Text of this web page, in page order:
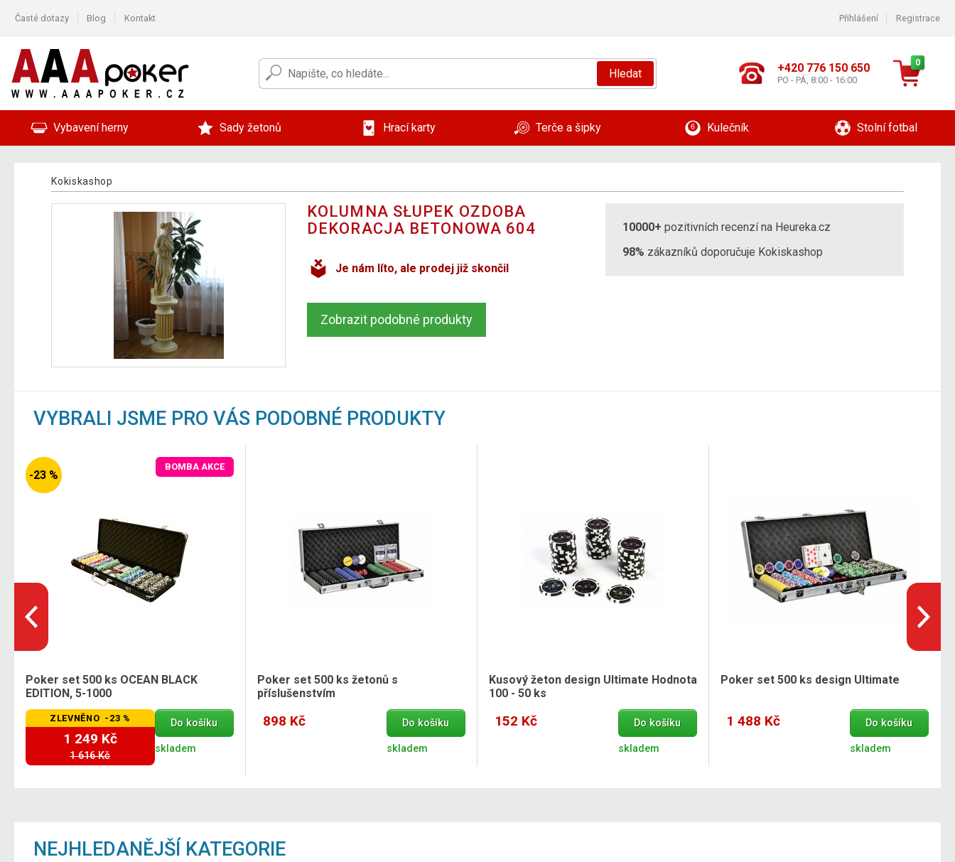
Časté dotazy Blog Kontakt Přihlášení Registrace
Hledat +420 776 150 650
PO - PÁ, 8:00 - 16:00
0
Vybavení herny Sady žetonů Hrací karty Terče a šipky Kulečník Stolní fotbal
Kokiskashop
KOLUMNA SŁUPEK OZDOBA
DEKORACJA BETONOWA 604
Je nám líto, ale prodej již skončil
Zobrazit podobné produkty
10000+ pozitivních recenzí na Heureka.cz
98% zákazníků doporučuje Kokiskashop
VYBRALI JSME PRO VÁS PODOBNÉ PRODUKTY
-23 %
BOMBA AKCE
Poker set 500 ks OCEAN BLACK
EDITION, 5-1000
ZLEVNĚNO -23 %
1 249 Kč
1 616 Kč
Do košíku
skladem
Poker set 500 ks žetonů s
příslušenstvím
898 Kč Do košíku
skladem
Kusový žeton design Ultimate Hodnota
100 - 50 ks
152 Kč Do košíku
skladem
Poker set 500 ks design Ultimate
1 488 Kč Do košíku
skladem
NEJHLEDANĚJŠÍ KATEGORIE